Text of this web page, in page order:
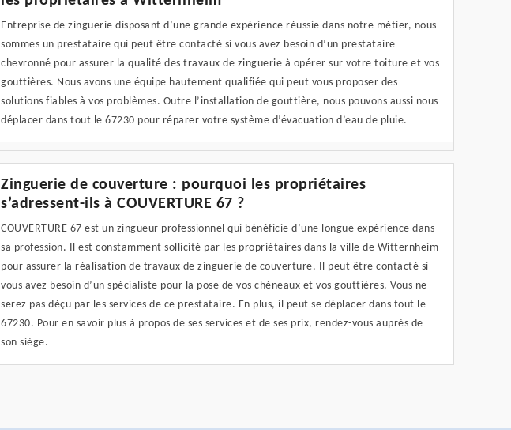
Entreprise de zinguerie disposant d’une grande expérience réussie dans notre métier, nous
sommes un prestataire qui peut être contacté si vous avez besoin d’un prestataire
chevronné pour assurer la qualité des travaux de zinguerie à opérer sur votre toiture et vos
gouttières. Nous avons une équipe hautement qualifiée qui peut vous proposer des
solutions fiables à vos problèmes. Outre l’installation de gouttière, nous pouvons aussi nous
déplacer dans tout le 67230 pour réparer votre système d’évacuation d’eau de pluie.
Zinguerie de couverture : pourquoi les propriétaires
s’adressent-ils à COUVERTURE 67 ?
COUVERTURE 67 est un zingueur professionnel qui bénéficie d’une longue expérience dans
sa profession. Il est constamment sollicité par les propriétaires dans la ville de Witternheim
pour assurer la réalisation de travaux de zinguerie de couverture. Il peut être contacté si
vous avez besoin d’un spécialiste pour la pose de vos chéneaux et vos gouttières. Vous ne
serez pas déçu par les services de ce prestataire. En plus, il peut se déplacer dans tout le
67230. Pour en savoir plus à propos de ses services et de ses prix, rendez-vous auprès de
son siège.